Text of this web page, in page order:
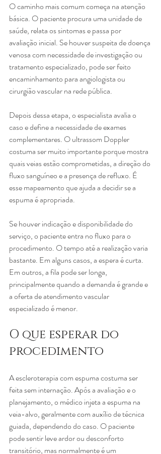
O caminho mais comum começa na atenção
básica. O paciente procura uma unidade de
saúde, relata os sintomas e passa por
avaliação inicial. Se houver suspeita de doença
venosa com necessidade de investigação ou
tratamento especializado, pode ser feito
encaminhamento para angiologista ou
cirurgião vascular na rede pública.
Depois dessa etapa, o especialista avalia o
caso e define a necessidade de exames
complementares. O ultrassom Doppler
costuma ser muito importante porque mostra
quais veias estão comprometidas, a direção do
fluxo sanguíneo e a presença de refluxo. É
esse mapeamento que ajuda a decidir se a
espuma é apropriada.
Se houver indicação e disponibilidade do
serviço, o paciente entra no fluxo para o
procedimento. O tempo até a realização varia
bastante. Em alguns casos, a espera é curta.
Em outros, a fila pode ser longa,
principalmente quando a demanda é grande e
a oferta de atendimento vascular
especializado é menor.
O que esperar do
procedimento
A escleroterapia com espuma costuma ser
feita sem internação. Após a avaliação e o
planejamento, o médico injeta a espuma na
veia-alvo, geralmente com auxílio de técnica
guiada, dependendo do caso. O paciente
pode sentir leve ardor ou desconforto
transitório, mas normalmente é um